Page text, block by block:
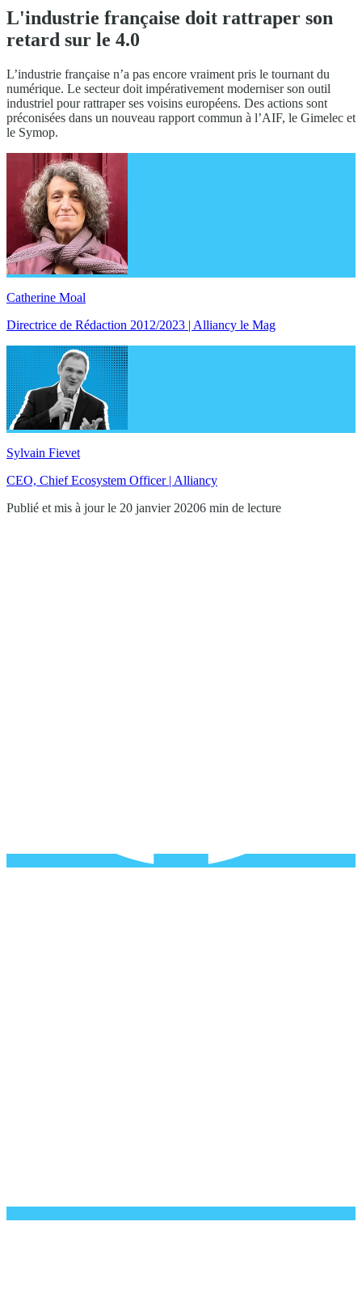
L'industrie française doit rattraper son
retard sur le 4.0
L’industrie française n’a pas encore vraiment pris le tournant du
numérique. Le secteur doit impérativement moderniser son outil
industriel pour rattraper ses voisins européens. Des actions sont
préconisées dans un nouveau rapport commun à l’AIF, le Gimelec et
le Symop.
Catherine Moal
Directrice de Rédaction 2012/2023 | Alliancy le Mag
Sylvain Fievet
CEO, Chief Ecosystem Officer | Alliancy
Publié et mis à jour le 20 janvier 20206 min de lecture